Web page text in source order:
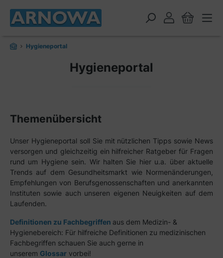
springen
Hygieneportal
Hygieneportal
Themenübersicht
Unser Hygieneportal soll Sie mit nützlichen Tipps sowie News
versorgen und gleichzeitig ein hilfreicher Ratgeber für Fragen
rund um Hygiene sein. Wir halten Sie hier u.a. über aktuelle
Trends auf dem Gesundheitsmarkt wie Normenänderungen,
Empfehlungen von Berufsgenossenschaften und anerkannten
Instituten sowie auch unseren eigenen Neuigkeiten auf dem
Laufenden.
Definitionen zu Fachbegriffen aus dem Medizin- &
Hygienebereich: Für hilfreiche Definitionen zu medizinischen
Fachbegriffen schauen Sie auch gerne in
unserem Glossar vorbei!